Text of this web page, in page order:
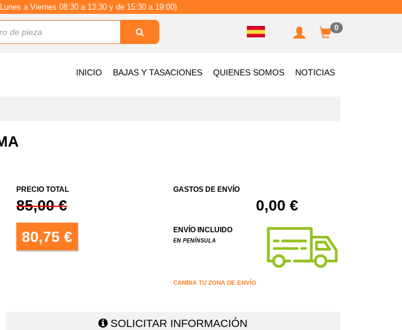
a Viernes 08:30 a 13:30 y de 15:30 a 19:00)
0
INICIO BAJAS Y TASACIONES QUIENES SOMOS NOTICIAS
PRECIO TOTAL
85,00 €
80,75 €
GASTOS DE ENVÍO
0,00 €
ENVÍO INCLUIDO
EN PENÍNSULA
CAMBIA TU ZONA DE ENVÍO
SOLICITAR INFORMACIÓN